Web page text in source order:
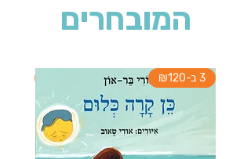
המובחרים
3 ב-₪120